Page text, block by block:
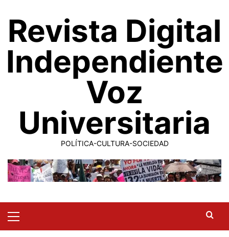
contenido
Revista Digital
Independiente
Voz
Universitaria
POLÍTICA-CULTURA-SOCIEDAD
Menu